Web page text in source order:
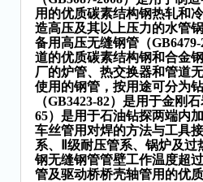
用的优质碳素结构钢热轧和
造高压及其以上压力的水
备用高压无缝钢管（
道的优质碳素结构钢和合金
厂的炉管、热交换器和管
使用的钢管，按用途可分
（GB3423-82）是用于金
65）是用于石油钻探两端内
车丝管用对焊的方法与工具
系、Ⅱ级耐压管系、锅炉及
钢无缝钢管管壁工作温度超
管及驱动桥桥壳轴管用的